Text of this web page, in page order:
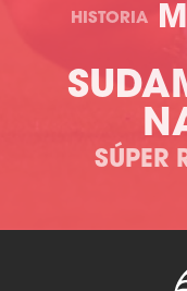
HISTORIA
SÚPER